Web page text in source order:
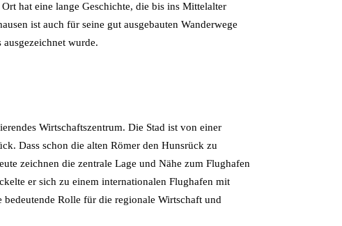
hat eine lange Geschichte, die bis ins Mittelalter
ist auch für seine gut ausgebauten Wanderwege
wurde.
Wirtschaftszentrum. Die Stad ist von einer
Dass schon die alten Römer den Hunsrück zu
zeichnen die zentrale Lage und Nähe zum Flughafen
er sich zu einem internationalen Flughafen mit
Rolle für die regionale Wirtschaft und